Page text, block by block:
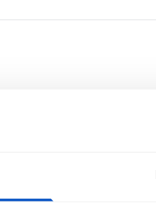
Shop bezorgt je